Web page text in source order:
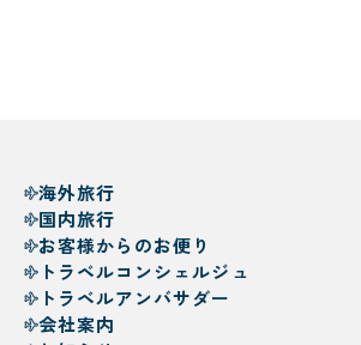
海外旅行
国内旅行
お客様からのお便り
トラベルコンシェルジュ
トラベルアンバサダー
会社案内